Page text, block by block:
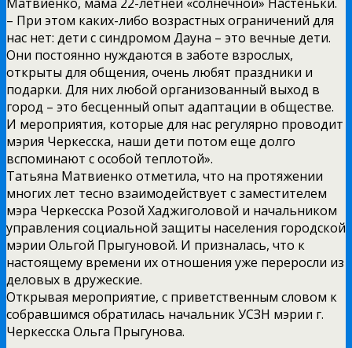
– При этом каких-либо возрастных ограничений для
нас нет: дети с синдромом Дауна – это вечные дети.
Они постоянно нуждаются в заботе взрослых,
открыты для общения, очень любят праздники и
подарки. Для них любой организованный выход в
город – это бесценный опыт адаптации в обществе.
И мероприятия, которые для нас регулярно проводит
мэрия Черкесска, наши дети потом еще долго
вспоминают с особой теплотой».
Татьяна Матвиенко отметила, что на протяжении
многих лет тесно взаимодействует с заместителем
мэра Черкесска Розой Хаджиголовой и начальником
управления социальной защиты населения городской
мэрии Ольгой Прыгуновой. И призналась, что к
настоящему времени их отношения уже переросли из
деловых в дружеские.
Открывая мероприятие, с приветственным словом к
собравшимся обратилась начальник УСЗН мэрии г.
Черкесска Ольга Прыгунова.